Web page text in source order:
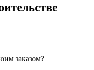
заказом?